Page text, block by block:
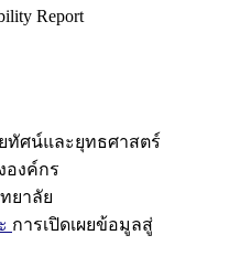
Report
ทัศน์และยุทธศาสตร์
องค์กร
ยาลัย
การเปิดเผยข้อมูลสู่